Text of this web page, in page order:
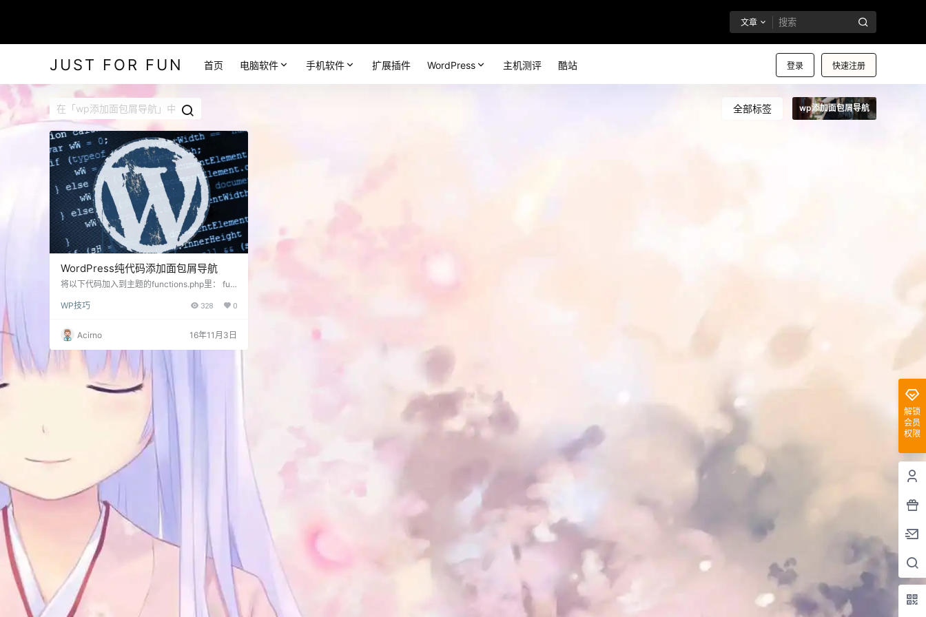
文章
JUST FOR FUN 登录 快速注册
首页 电脑软件 手机软件 扩展插件 WordPress 主机测评 酷站
全部标签 wp添加面包屑导航
WordPress纯代码添加面包屑导航
将以下代码加入到主题的functions.php里： fun
== */ $text['home'] = '首页'; $text['category']
WP技巧 328 0
Acirno 16年11月3日
解锁
会员
权限